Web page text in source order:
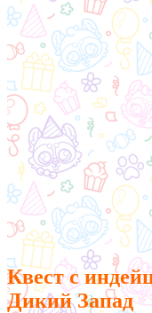
Квест с
Дикий Запад